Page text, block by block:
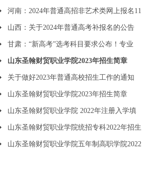
河南：2024年普通高招非艺术类网上报名11
山西：关于2024年普通高考补报名的公告
甘肃：“新高考”选考科目要求公布！专业
山东圣翰财贸职业学院2023年招生简章
关于做好2023年普通高校招生工作的通知
山东圣翰财贸职业学院2023年招生简章
山东圣翰财贸职业学院 2022年注册入学填
山东圣翰财贸职业学院统招专科2022年招生
山东圣翰财贸职业学院五年制高职学院2022